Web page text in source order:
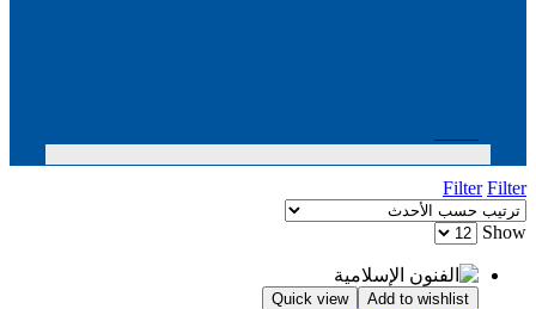
Filter Filter
Show
Add to wishlist
Quick view